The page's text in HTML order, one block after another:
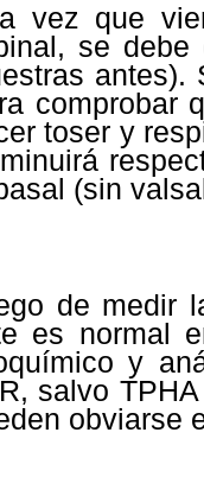
vez que
se debe
antes).
comprobar
toser y
(sin
de medir
es normal
y
salvo
obviarse